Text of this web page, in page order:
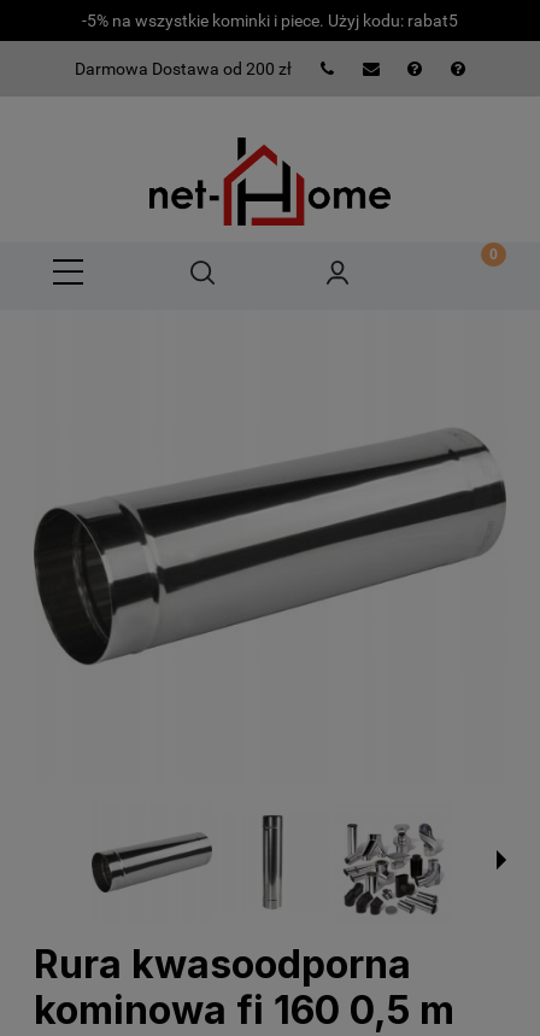
-5% na wszystkie kominki i piece. Użyj kodu: rabat5
Darmowa Dostawa od 200 zł
Rura kwasoodporna
kominowa fi 160 0,5 m